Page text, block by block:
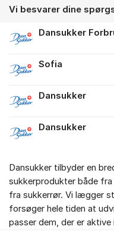
Vi besvarer dine
Dansukker
Sofia
Dansukker
Dansukker
Dansukker tilbyder en
sukkerprodukter både
fra sukkerrør. Vi lægger
forsøger hele tiden at
passer dem, der er aktive